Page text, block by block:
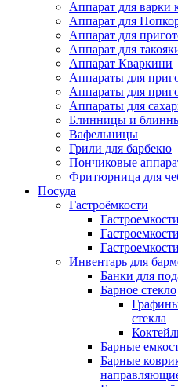
Аппарат для варки
Аппарат для
Аппарат для
Аппарат для
Аппарат Кваркини
Аппараты для
Аппараты для
Аппараты для
Блинницы и
Вафельницы
Грили для барбекю
Пончиковые
Фритюрница для
Посуда
Гастроёмкости
Инвентарь для
Банки для
Барное стекло
стекла
Барные
Барные